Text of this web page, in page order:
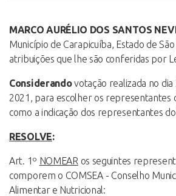
MARCO AURÉLIO DOS SANTOS
Município de Carapicuíba, Estado de
atribuições que lhe são conferidas por
Considerandovotação realizada no
2021, para escolher os representantes
como a indicação dos representantes
RESOLVE:
Art. 1º NOMEAR os seguintes
comporem o COMSEA - Conselho
Alimentar e Nutricional: